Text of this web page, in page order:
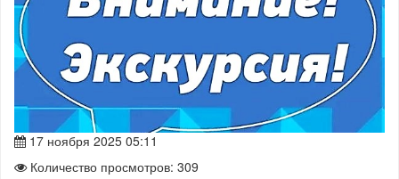
17 ноября 2025 05:11
Количество просмотров: 309